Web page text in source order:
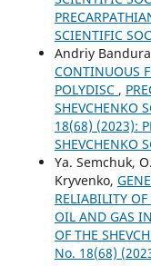
SCIENTIFIC
Andriy
CONTINUOUS
POLYDISC ,
SHEVCHENKO
18(68) (2023):
SHEVCHENKO
Ya. Semchuk,
Kryvenko,
RELIABILITY
OIL AND GAS
OF THE
No. 18(68)